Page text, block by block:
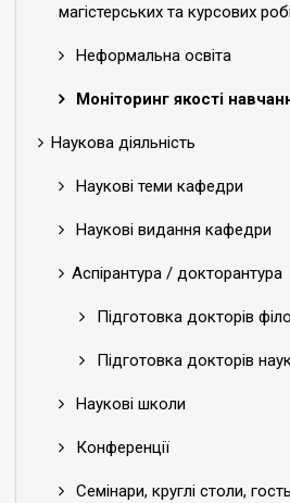
магістерських та курсових
Неформальна освіта
Моніторинг якості
Наукова діяльність
Наукові теми кафедри
Наукові видання кафедри
Аспірантура / докторантура
Підготовка докторів
Підготовка докторів
Наукові школи
Конференції
Семінари, круглі столи,